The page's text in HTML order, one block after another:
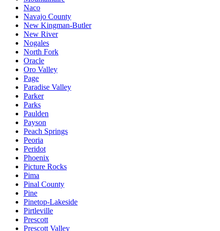
Naco
Navajo County
New Kingman-Butler
New River
Nogales
North Fork
Oracle
Oro Valley
Page
Paradise Valley
Parker
Parks
Paulden
Payson
Peach Springs
Peoria
Peridot
Phoenix
Picture Rocks
Pima
Pinal County
Pine
Pinetop-Lakeside
Pirtleville
Prescott
Prescott Valley